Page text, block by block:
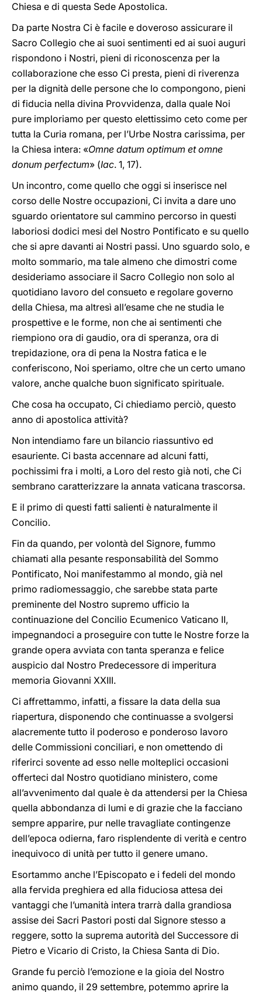
Chiesa e di questa Sede Apostolica.
Da parte Nostra Ci è facile e doveroso assicurare il
Sacro Collegio che ai suoi sentimenti ed ai suoi auguri
rispondono i Nostri, pieni di riconoscenza per la
collaborazione che esso Ci presta, pieni di riverenza
per la dignità delle persone che lo compongono, pieni
di fiducia nella divina Provvidenza, dalla quale Noi
pure imploriamo per questo elettissimo ceto come per
tutta la Curia romana, per l’Urbe Nostra carissima, per
la Chiesa intera: «Omne datum optimum et omne
donum perfectum» (Iac. 1, 17).
Un incontro, come quello che oggi si inserisce nel
corso delle Nostre occupazioni, Ci invita a dare uno
sguardo orientatore sul cammino percorso in questi
laboriosi dodici mesi del Nostro Pontificato e su quello
che si apre davanti ai Nostri passi. Uno sguardo solo, e
molto sommario, ma tale almeno che dimostri come
desideriamo associare il Sacro Collegio non solo al
quotidiano lavoro del consueto e regolare governo
della Chiesa, ma altresì all’esame che ne studia le
prospettive e le forme, non che ai sentimenti che
riempiono ora di gaudio, ora di speranza, ora di
trepidazione, ora di pena la Nostra fatica e le
conferiscono, Noi speriamo, oltre che un certo umano
valore, anche qualche buon significato spirituale.
Che cosa ha occupato, Ci chiediamo perciò, questo
anno di apostolica attività?
Non intendiamo fare un bilancio riassuntivo ed
esauriente. Ci basta accennare ad alcuni fatti,
pochissimi fra i molti, a Loro del resto già noti, che Ci
sembrano caratterizzare la annata vaticana trascorsa.
E il primo di questi fatti salienti è naturalmente il
Concilio.
Fin da quando, per volontà del Signore, fummo
chiamati alla pesante responsabilità del Sommo
Pontificato, Noi manifestammo al mondo, già nel
primo radiomessaggio, che sarebbe stata parte
preminente del Nostro supremo ufficio la
continuazione del Concilio Ecumenico Vaticano II,
impegnandoci a proseguire con tutte le Nostre forze la
grande opera avviata con tanta speranza e felice
auspicio dal Nostro Predecessore di imperitura
memoria Giovanni XXIII.
Ci affrettammo, infatti, a fissare la data della sua
riapertura, disponendo che continuasse a svolgersi
alacremente tutto il poderoso e ponderoso lavoro
delle Commissioni conciliari, e non omettendo di
riferirci sovente ad esso nelle molteplici occasioni
offerteci dal Nostro quotidiano ministero, come
all’avvenimento dal quale è da attendersi per la Chiesa
quella abbondanza di lumi e di grazie che la facciano
sempre apparire, pur nelle travagliate contingenze
dell’epoca odierna, faro risplendente di verità e centro
inequivoco di unità per tutto il genere umano.
Esortammo anche l’Episcopato e i fedeli del mondo
alla fervida preghiera ed alla fiduciosa attesa dei
vantaggi che l’umanità intera trarrà dalla grandiosa
assise dei Sacri Pastori posti dal Signore stesso a
reggere, sotto la suprema autorità del Successore di
Pietro e Vicario di Cristo, la Chiesa Santa di Dio.
Grande fu perciò l’emozione e la gioia del Nostro
animo quando, il 29 settembre, potemmo aprire la